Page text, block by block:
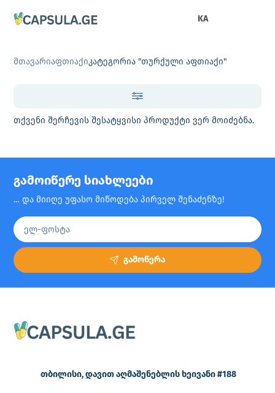
KA
მთავარიაფთიაქიკატეგორია "თურქული აფთიაქი"
თქვენი შერჩევის შესატყვისი პროდუქტი ვერ მოიძებნა.
გამოიწერე სიახლეები
… და მიიღე უფასო მიწოდება პირველ შენაძენზე!
გამოწერა
თბილისი, დავით აღმაშენებლის ხეივანი #188